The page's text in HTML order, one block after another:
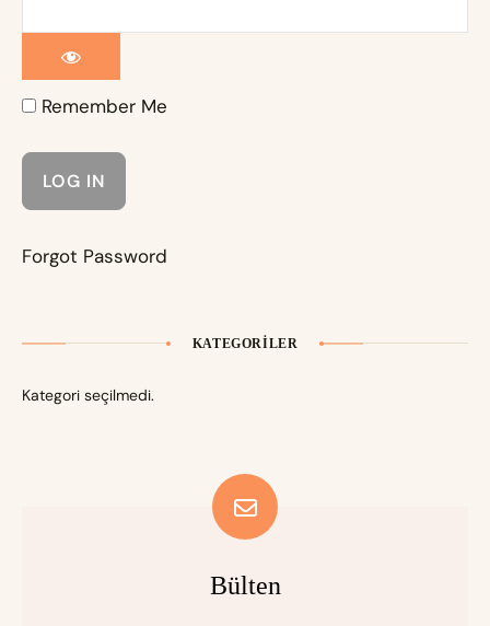
Remember Me
Forgot Password
KATEGORILER
Kategori seçilmedi.
Bülten